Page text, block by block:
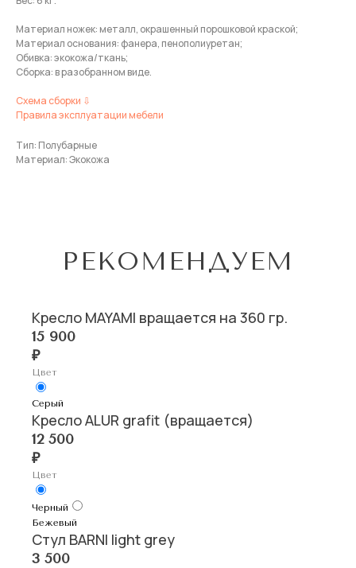
Материал ножек: металл, окрашенный порошковой краской;
Материал основания: фанера, пенополиуретан;
Обивка: экокожа/ткань;
Сборка: в разобранном виде.
Схема сборки ⇩
Правила эксплуатации мебели
Тип: Полубарные
Материал: Экокожа
РЕКОМЕНДУЕМ
Кресло MAYAMI вращается на 360 гр.
15 900
₽
Цвет
Серый
Кресло ALUR grafit (вращается)
12 500
₽
Цвет
Черный
Бежевый
Стул BARNI light grey
3 500